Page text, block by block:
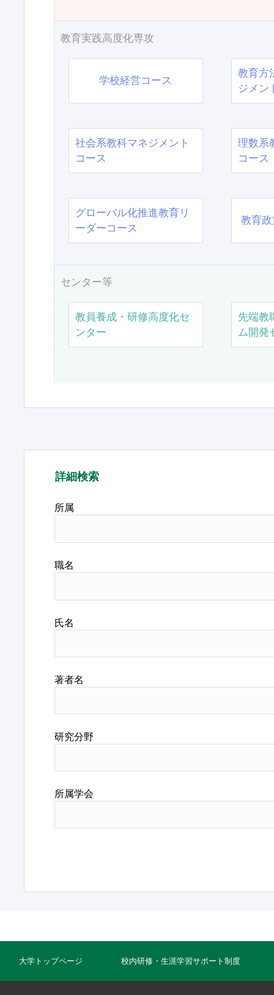
教育実践高度化専攻
学校経営コース
教育方
ジメン
社会系教科マネジメント
コース
理数系
コース
グローバル化推進教育リ
ーダーコース
教育
センター等
教員養成・研修高度化セ
ンター
先端教
ム開発
詳細検索
所属
職名
氏名
著者名
研究分野
所属学会
大学トップページ 校内研修・生涯学習サポート制度